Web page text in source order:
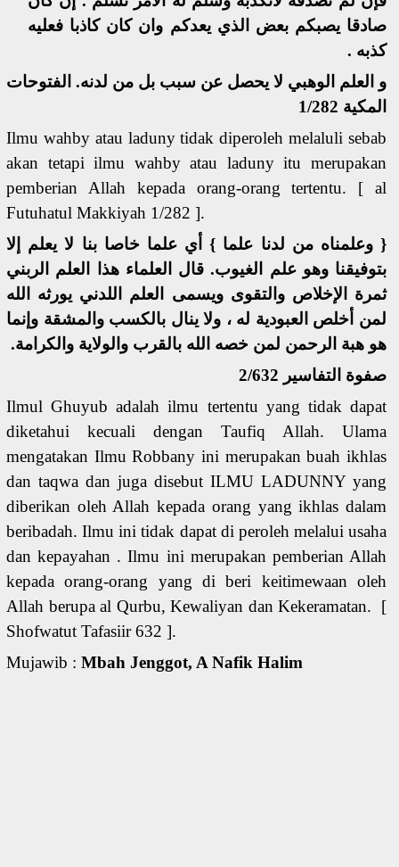
صادقا يصبكم بعض الذي يعدكم وان كان كاذبا فعليه
كذبه .
و العلم الوهبي لا يحصل عن سبب بل من لدنه. الفتوحات
المكية 1/282
Ilmu wahby atau laduny tidak diperoleh melaluli sebab
akan tetapi ilmu wahby atau laduny itu merupakan
pemberian Allah kepada orang-orang tertentu. [ al
Futuhatul Makkiyah 1/282 ].
{ وعلمناه من لدنا علما } أي علما خاصا بنا لا يعلم إلا
بتوفيقنا وهو علم الغيوب. قال العلماء هذا العلم الربني
ثمرة الإخلاص والتقوى ويسمى العلم اللدني يورثه الله
لمن أخلص العبودية له ، ولا ينال بالكسب والمشقة وإنما
هو هبة الرحمن لمن خصه الله بالقرب والولاية والكرامة.
صفوة التفاسير 2/632
Ilmul Ghuyub adalah ilmu tertentu yang tidak dapat
diketahui kecuali dengan Taufiq Allah. Ulama
mengatakan Ilmu Robbany ini merupakan buah ikhlas
dan taqwa dan juga disebut ILMU LADUNNY yang
diberikan oleh Allah kepada orang yang ikhlas dalam
beribadah. Ilmu ini tidak dapat di peroleh melalui usaha
dan kepayahan . Ilmu ini merupakan pemberian Allah
kepada orang-orang yang di beri keitimewaan oleh
Allah berupa al Qurbu, Kewaliyan dan Kekeramatan. [
Shofwatut Tafasiir 632 ].
Mujawib : Mbah Jenggot, A Nafik Halim